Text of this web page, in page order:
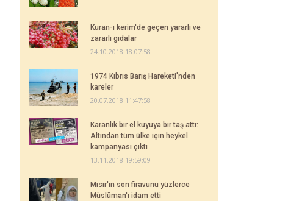
Kuran-ı kerim'de geçen yararlı ve
zararlı gıdalar
24.10.2018 18:07:58
1974 Kıbrıs Barış Hareketi'nden
kareler
20.07.2018 11:47:58
Karanlık bir el kuyuya bir taş attı:
Altından tüm ülke için heykel
kampanyası çıktı
13.11.2018 19:59:09
Mısır'ın son firavunu yüzlerce
Müslüman'ı idam etti